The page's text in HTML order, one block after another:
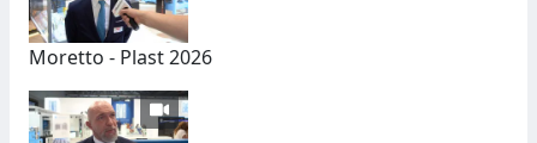
Moretto - Plast 2026